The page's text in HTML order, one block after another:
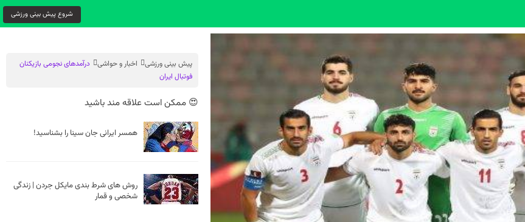
شروع پیش بینی ورزشی
پیش بینی ورزشی اخبار و حواشی
درآمد‌‌های نجومی بازیکنان
فوتبال ایران
😍 ممکن است علاقه مند باشید
همسر ایرانی جان سینا را بشناسید!
روش های شرط بندی مایکل جردن | زندگی
شخصی و قمار